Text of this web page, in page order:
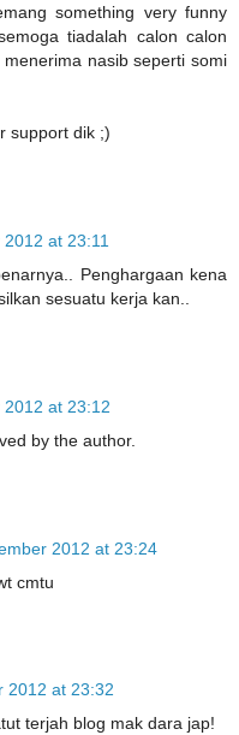
something very funny
tiadalah calon calon
nasib seperti somi
support dik ;)
at 23:11
Penghargaan kena
sesuatu kerja kan..
at 23:12
by the author.
2012 at 23:24
cmtu
2012 at 23:32
terjah blog mak dara jap!